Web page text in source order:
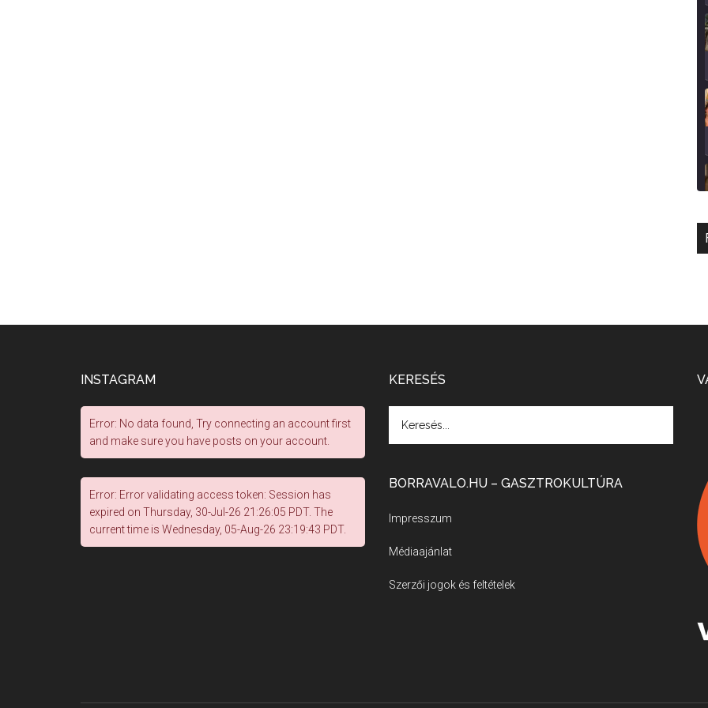
INSTAGRAM
Error: No data found, Try connecting an account first
and make sure you have posts on your account.
Error: Error validating access token: Session has
expired on Thursday, 30-Jul-26 21:26:05 PDT. The
current time is Wednesday, 05-Aug-26 23:19:43 PDT.
KERESÉS
BORRAVALO.HU – GASZTROKULTÚRA
Impresszum
Médiaajánlat
Szerzői jogok és feltételek